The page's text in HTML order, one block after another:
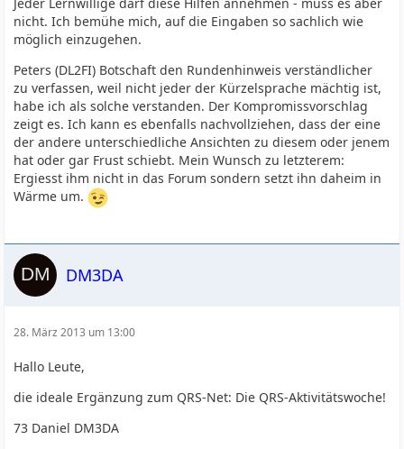
nicht. Ich bemühe mich, auf die Eingaben so sachlich wie
möglich einzugehen.
Peters (DL2FI) Botschaft den Rundenhinweis verständlicher
zu verfassen, weil nicht jeder der Kürzelsprache mächtig ist,
habe ich als solche verstanden. Der Kompromissvorschlag
zeigt es. Ich kann es ebenfalls nachvollziehen, dass der eine
der andere unterschiedliche Ansichten zu diesem oder jenem
hat oder gar Frust schiebt. Mein Wunsch zu letzterem:
Ergiesst ihm nicht in das Forum sondern setzt ihn daheim in
Wärme um.
DM3DA
28. März 2013 um 13:00
Hallo Leute,
die ideale Ergänzung zum QRS-Net: Die QRS-Aktivitätswoche!
73 Daniel DM3DA